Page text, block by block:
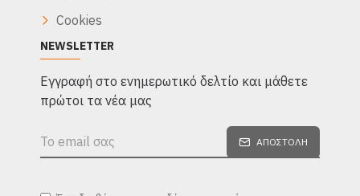
Cookies
NEWSLETTER
Eγγραφή στο ενημερωτικό δελτίο και μάθετε
πρώτοι τα νέα μας
ΑΠΟΣΤΟΛΉ